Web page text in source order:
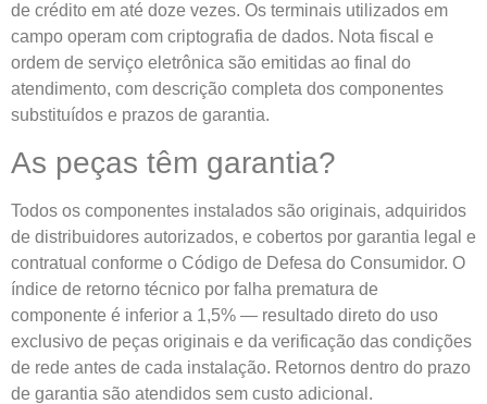
de crédito em até doze vezes. Os terminais utilizados em
campo operam com criptografia de dados. Nota fiscal e
ordem de serviço eletrônica são emitidas ao final do
atendimento, com descrição completa dos componentes
substituídos e prazos de garantia.
As peças têm garantia?
Todos os componentes instalados são originais, adquiridos
de distribuidores autorizados, e cobertos por garantia legal e
contratual conforme o Código de Defesa do Consumidor. O
índice de retorno técnico por falha prematura de
componente é inferior a 1,5% — resultado direto do uso
exclusivo de peças originais e da verificação das condições
de rede antes de cada instalação. Retornos dentro do prazo
de garantia são atendidos sem custo adicional.